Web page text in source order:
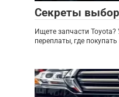
Секреты
Ищете запчасти Toyota?
переплаты, где